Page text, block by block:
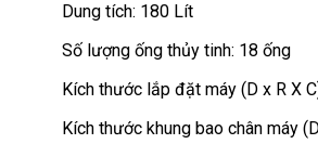
Dung tích: 180 Lít
Số lượng ống thủy tinh: 18 ống
Kích thước lắp đặt máy (D x R X
Kích thước khung bao chân máy